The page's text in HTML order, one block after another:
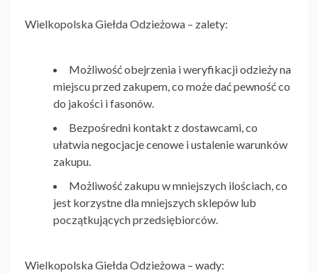
Wielkopolska Giełda Odzieżowa – zalety:
Możliwość obejrzenia i weryfikacji odzieży na
miejscu przed zakupem, co może dać pewność co
do jakości i fasonów.
Bezpośredni kontakt z dostawcami, co
ułatwia negocjacje cenowe i ustalenie warunków
zakupu.
Możliwość zakupu w mniejszych ilościach, co
jest korzystne dla mniejszych sklepów lub
początkujących przedsiębiorców.
Wielkopolska Giełda Odzieżowa – wady: